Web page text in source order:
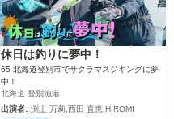
休日は釣りに夢中！
65 北海道登別市でサクラマスジギングに夢
中！
北海道 登別漁港
出演者: 渕上 万莉,西田 直恵,HIROMI